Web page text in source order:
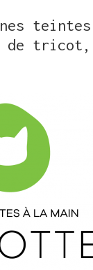
de tricot,